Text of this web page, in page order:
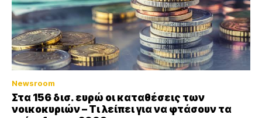
Newsroom
Στα 156 δισ. ευρώ οι καταθέσεις των
νοικοκυριών – Τι λείπει για να φτάσουν τα